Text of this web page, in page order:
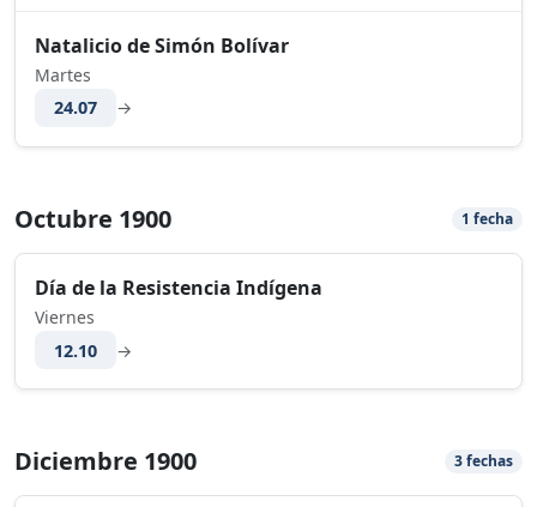
Natalicio de Simón Bolívar
Martes
24.07
→
Octubre 1900 1 fecha
Día de la Resistencia Indígena
Viernes
12.10
→
Diciembre 1900 3 fechas